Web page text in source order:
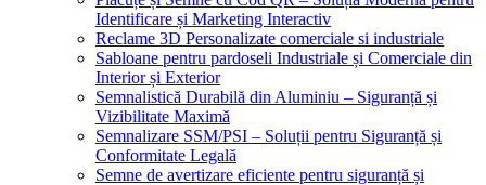
Identificare și Marketing Interactiv
Reclame 3D Personalizate comerciale si industriale
Sabloane pentru pardoseli Industriale și Comerciale din
Interior și Exterior
Semnalistică Durabilă din Aluminiu – Siguranță și
Vizibilitate Maximă
Semnalizare SSM/PSI – Soluții pentru Siguranță și
Conformitate Legală
Semne de avertizare eficiente pentru siguranță și